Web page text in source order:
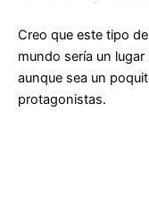
Creo que este tipo
mundo sería un
aunque sea un
protagonistas.